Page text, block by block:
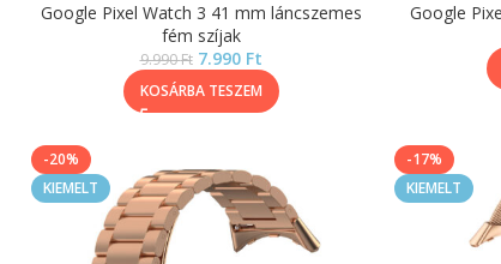
Google Pixel Watch 3 41 mm láncszemes
fém szíjak
9.990Ft 7.990 Ft
KOSÁRBA TESZEM
Google
-20%
KIEMELT
-17%
KIEMELT